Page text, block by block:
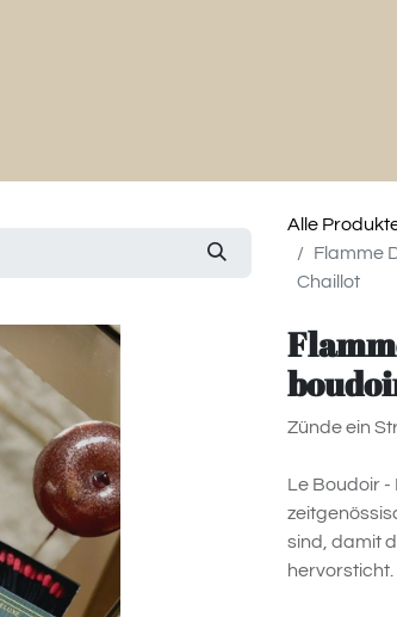
Alle
Flamme
Chaillot
Zünde ein
Le Boudoir -
sind, damit
hervorsticht.